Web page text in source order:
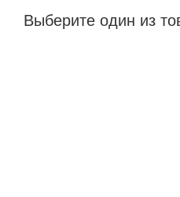
Выберите один из